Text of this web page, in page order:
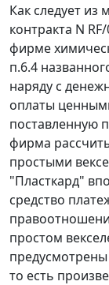
Как следует из
контракта N
фирме
п.6.4
наряду с
оплаты
поставленную
фирма
простыми
"Пласткард"
средство
простом
то есть